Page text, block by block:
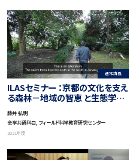
通常講義
ILASセミナー ：京都の文化を支え
る森林－地域の智恵 と生態学的
知見
藤井 弘明
全学共通科目, フィールド科学教育研究センター
2021年度